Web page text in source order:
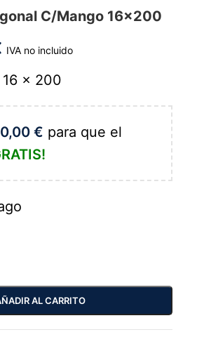
C/Mango 16x200
IVA no incluido
x 200
€ para que el
AL CARRITO